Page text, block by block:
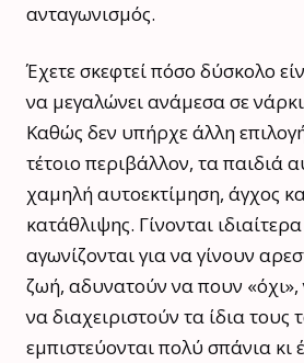
ανταγωνισμός.
Έχετε σκεφτεί πόσο δύσκολο
να μεγαλώνει ανάμεσα σε
Καθώς δεν υπήρχε άλλη
τέτοιο περιβάλλον, τα παιδιά
χαμηλή αυτοεκτίμηση, άγχος
κατάθλιψης. Γίνονται
αγωνίζονται για να γίνουν
ζωή, αδυνατούν να πουν
να διαχειριστούν τα ίδια
εμπιστεύονται πολύ σπάνια κι